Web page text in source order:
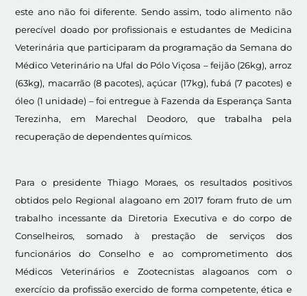
este ano não foi diferente. Sendo assim, todo alimento não
perecível doado por profissionais e estudantes de Medicina
Veterinária que participaram da programação da Semana do
Médico Veterinário na Ufal do Pólo Viçosa – feijão (26kg), arroz
(63kg), macarrão (8 pacotes), açúcar (17kg), fubá (7 pacotes) e
óleo (1 unidade) – foi entregue à Fazenda da Esperança Santa
Terezinha, em Marechal Deodoro, que trabalha pela
recuperação de dependentes químicos.
Para o presidente Thiago Moraes, os resultados positivos
obtidos pelo Regional alagoano em 2017 foram fruto de um
trabalho incessante da Diretoria Executiva e do corpo de
Conselheiros, somado à prestação de serviços dos
funcionários do Conselho e ao comprometimento dos
Médicos Veterinários e Zootecnistas alagoanos com o
exercício da profissão exercido de forma competente, ética e